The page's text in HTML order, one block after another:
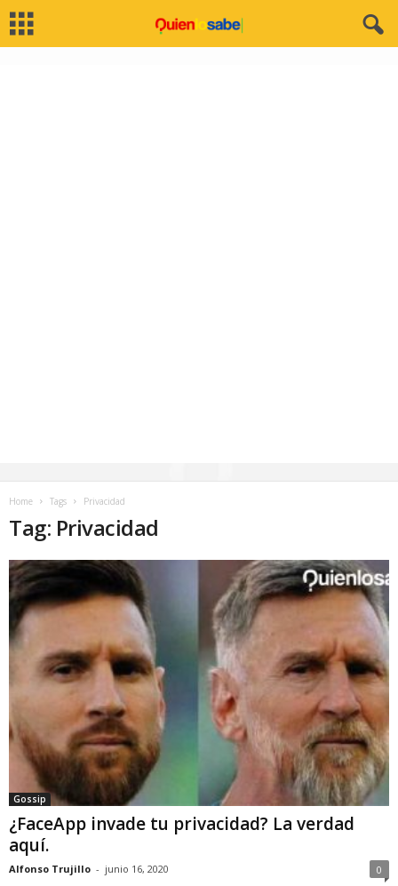
Home Tags Privacidad
Tag: Privacidad
Gossip
¿FaceApp invade tu privacidad? La verdad
aquí.
Alfonso Trujillo - junio 16, 2020 0